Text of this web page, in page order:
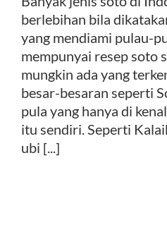
berlebihan bila
yang mendiami pulau-
mempunyai resep soto
mungkin ada yang
besar-besaran seperti
pula yang hanya di
itu sendiri. Seperti
ubi [...]